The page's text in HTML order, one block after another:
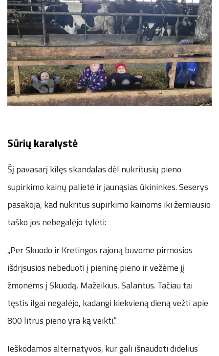
Sūrių karalystė
Šį pavasarį kilęs skandalas dėl nukritusių pieno
supirkimo kainų palietė ir jaunąsias ūkininkes. Seserys
pasakoja, kad nukritus supirkimo kainoms iki žemiausio
taško jos nebegalėjo tylėti:
„Per Skuodo ir Kretingos rajoną buvome pirmosios
išdrįsusios nebeduoti į pieninę pieno ir vežėme jį
žmonėms į Skuodą, Mažeikius, Salantus. Tačiau tai
tęstis ilgai negalėjo, kadangi kiekvieną dieną vežti apie
800 litrus pieno yra ką veikti.“
Ieškodamos alternatyvos, kur gali išnaudoti didelius